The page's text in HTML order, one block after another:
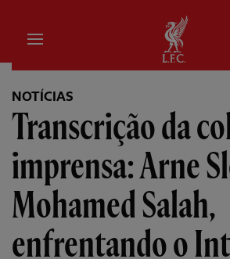
Inicial
NOTÍCIAS
Transcrição da
imprensa: Arne
Mohamed Salah,
enfrentando o